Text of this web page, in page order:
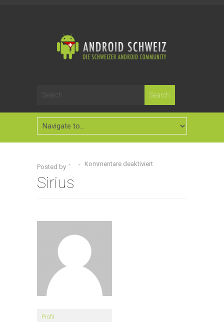
Posted by - - Kommentare deaktiviert
Sirius
Profil